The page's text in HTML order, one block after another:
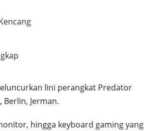
lini perangkat Predator
Jerman.
hingga keyboard gaming yang